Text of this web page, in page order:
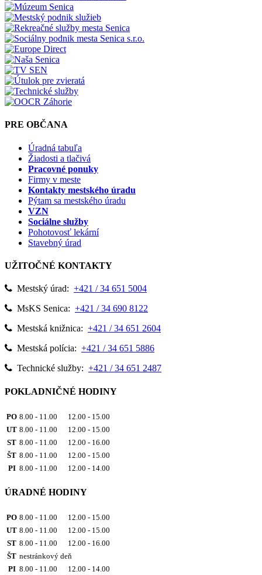
PRE OBČANA
Úradná tabuľa
Žiadosti a tlačivá
Pracovné ponuky
Firmy v meste
Kontakty mestského úradu
Pýtam sa mestského úradu
VZN
Sociálne služby
Pohotovosť lekární
Stavebný úrad
UŽITOČNÉ KONTAKTY
Mestský úrad: +421 / 34 651 5004
MsKS Senica: +421 / 34 690 8122
Mestská knižnica: +421 / 34 651 2604
Mestská polícia: +421 / 34 651 5886
Technické služby: +421 / 34 651 2487
POKLADNIČNÉ HODINY
PO 8.00 - 11.00 12.00 - 15.00
UT 8.00 - 11.00 12.00 - 15.00
ST 8.00 - 11.00 12.00 - 16.00
ŠT 8.00 - 11.00 12.00 - 15.00
PI 8.00 - 11.00 12.00 - 14.00
ÚRADNÉ HODINY
PO 8.00 - 11.00 12.00 - 15.00
UT 8.00 - 11.00 12.00 - 15.00
ST 8.00 - 11.00 12.00 - 16.00
ŠT nestránkový deň
PI 8.00 - 11.00 12.00 - 14.00